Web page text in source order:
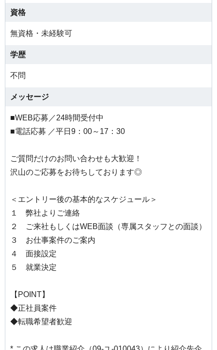
資格
無資格・未経験可
学歴
不問
メッセージ
■WEB応募／24時間受付中
■電話応募 ／平日9：00～17：30
ご質問だけのお問い合わせも大歓迎！
沢山のご応募をお待ちしております◎
＜エントリー後の基本的なスケジュール＞
１ 弊社よりご連絡
２ ご来社もしくはWEB面談（専属スタッフとの面談）
３ お仕事案件のご案内
４ 面接設定
５ 就業決定
【POINT】
◆正社員案件
◆転職希望者歓迎